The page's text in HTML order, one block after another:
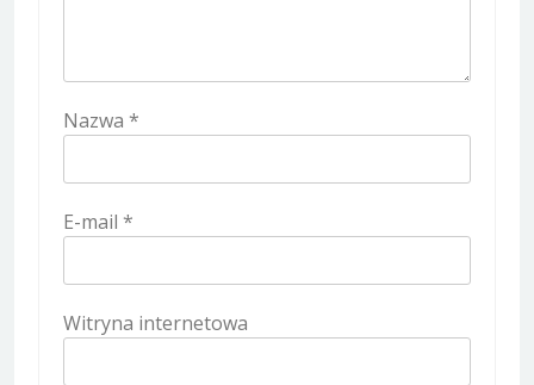
Nazwa *
E-mail *
Witryna internetowa